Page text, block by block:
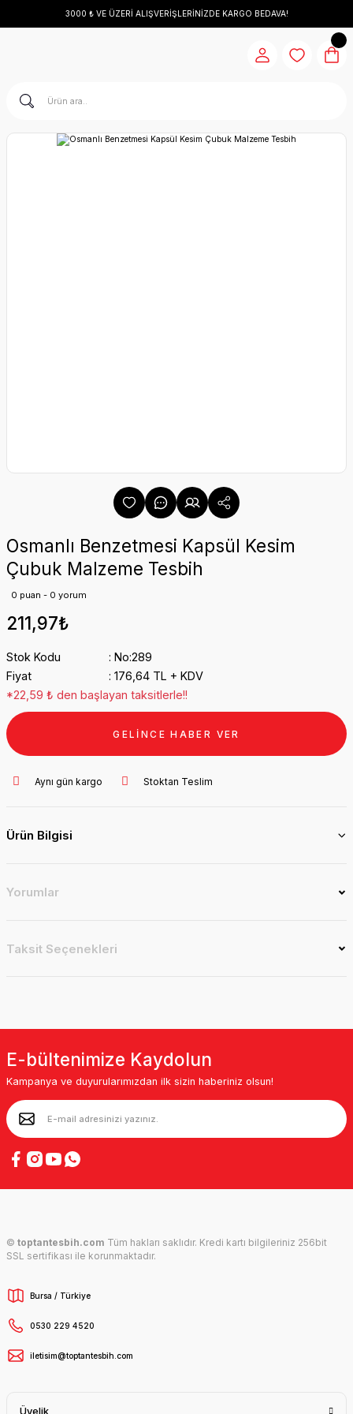
3000 ₺ VE ÜZERİ ALIŞVERİŞLERİNİZDE KARGO BEDAVA!
Osmanlı Benzetmesi Kapsül Kesim
Çubuk Malzeme Tesbih
0 puan - 0 yorum
211,97₺
Stok Kodu
No:289
Fiyat
176,64 TL + KDV
*22,59 ₺ den başlayan taksitlerle!!
GELİNCE HABER VER
Aynı gün kargo Stoktan Teslim
Ürün Bilgisi
Yorumlar
Taksit Seçenekleri
E-bültenimize Kaydolun
Kampanya ve duyurularımızdan ilk sizin haberiniz olsun!
© toptantesbih.com Tüm hakları saklıdır. Kredi kartı bilgileriniz 256bit
SSL sertifikası ile korunmaktadır.
Bursa / Türkiye
0530 229 4520
iletisim@toptantesbih.com
Üyelik